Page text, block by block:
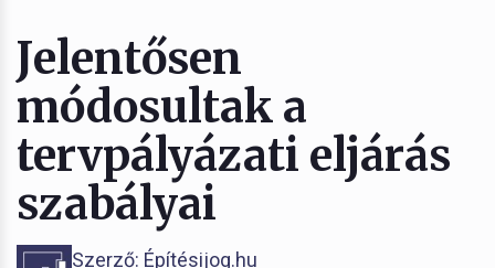
Jelentősen
módosultak a
tervpályázati eljárás
szabályai
Szerző: Építésijog.hu